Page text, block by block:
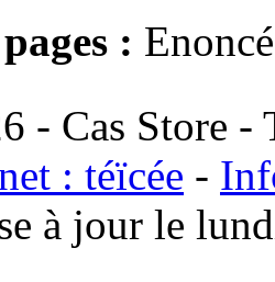
:
- Cas Store -
: téïcée -
à jour le